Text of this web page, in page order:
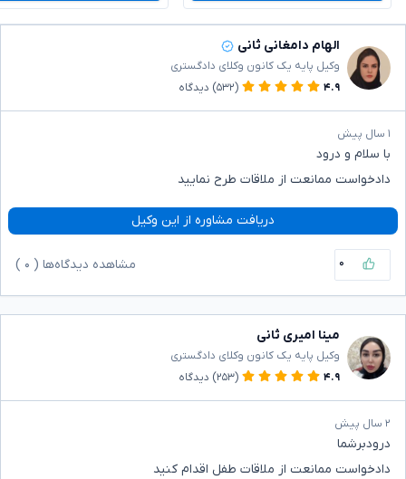
الهام دامغانی ثانی
وکیل پایه یک کانون وکلای دادگستری
۴.۹
(۵۳۲) دیدگاه
۱ سال پیش
با سلام و درود
دادخواست ممانعت از ملاقات طرح نمایید
دریافت مشاوره از این وکیل
۰ مشاهده دیدگاه‌ها ( ۰
مینا امیری ثانی
وکیل پایه یک کانون وکلای دادگستری
۴.۹
(۲۵۳) دیدگاه
۲ سال پیش
درودبرشما
دادخواست ممانعت از ملاقات طفل اقدام کنید